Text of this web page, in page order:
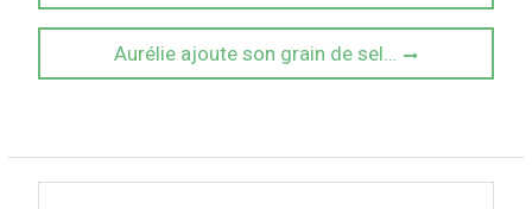
de
l’article
post:
Next
post:
Aurélie ajoute son grain de sel…